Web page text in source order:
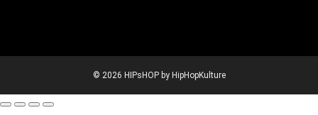
© 2026 HIPsHOP by HipHopKulture